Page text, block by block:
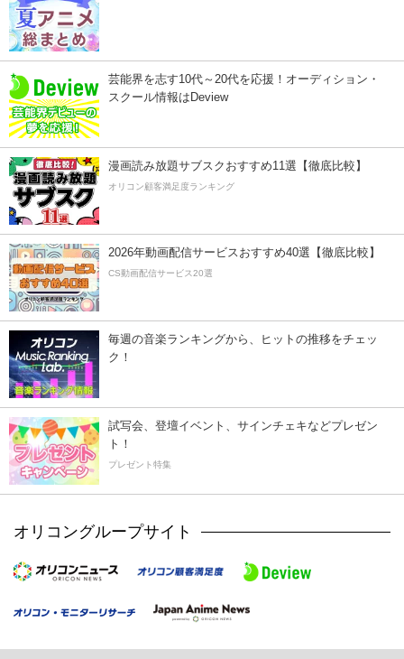
芸能界を志す10代～20代を応援！オーディション・
スクール情報はDeview
漫画読み放題サブスクおすすめ11選【徹底比較】
オリコン顧客満足度ランキング
2026年動画配信サービスおすすめ40選【徹底比較】
CS動画配信サービス20選
毎週の音楽ランキングから、ヒットの推移をチェッ
ク！
試写会、登壇イベント、サインチェキなどプレゼン
ト！
プレゼント特集
オリコングループサイト